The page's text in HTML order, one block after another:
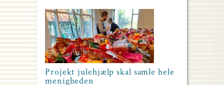
Projekt julehjælp skal samle hele
menigheden